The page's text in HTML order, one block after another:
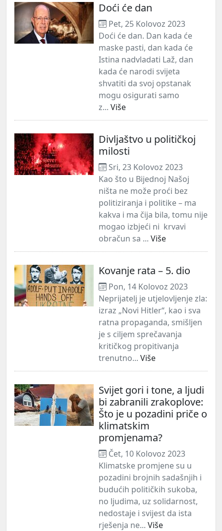
Doći će dan
Pet, 25 Kolovoz 2023
Doći će dan. Dan kada će
maske pasti, dan kada će
Istina nadvladati Laž, dan
kada će narodi svijeta
shvatiti da svoj opstanak
mogu osigurati samo
z... Više
Divljaštvo u političkoj
milosti
Sri, 23 Kolovoz 2023
Kao što u Bijednoj Našoj
ništa ne može proći bez
politiziranja i politike – ma
kakva i ma čija bila, tomu nije
mogao izbjeći ni krvavi
obračun sa ... Više
Kovanje rata – 5. dio
Pon, 14 Kolovoz 2023
Neprijatelj je utjelovljenje zla:
izraz „Novi Hitler“, kao i sva
ratna propaganda, smišljen
je s ciljem sprečavanja
kritičkog propitivanja
trenutno... Više
Svijet gori i tone, a ljudi
bi zabranili zrakoplove:
Što je u pozadini priče o
klimatskim
promjenama?
Čet, 10 Kolovoz 2023
Klimatske promjene su u
pozadini brojnih sadašnjih i
budućih političkih sukoba,
no ljudima, uz solidarnost,
nedostaje i svijest da ista
rješenja ne... Više